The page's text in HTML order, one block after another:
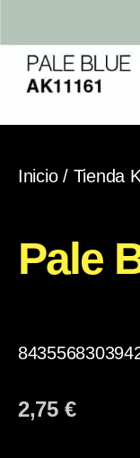
Inicio/ Tienda
Pale
2,75 €